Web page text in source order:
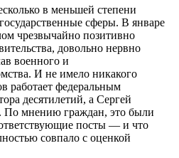
в меньшей степени
сферы. В январе
чрезвычайно позитивно
довольно нервно
военного и
И не имело никакого
работает федеральным
десятилетий, а Сергей
мнению граждан, это были
посты — и что
совпало с оценкой